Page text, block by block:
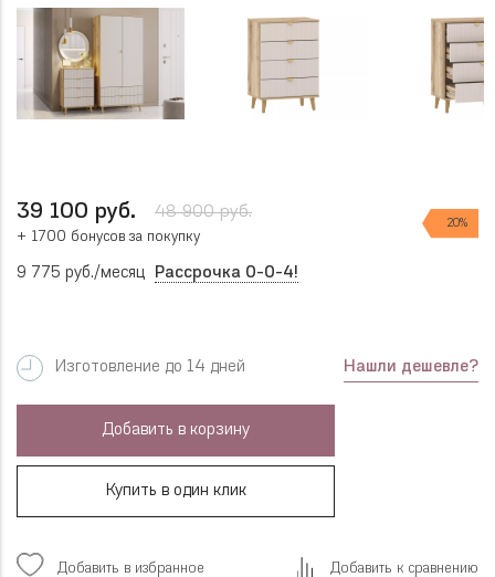
39 100 руб. 48 900 руб.
20%
+ 1700 бонусов за покупку
9 775 руб./месяц Рассрочка 0-0-4!
Изготовление до 14 дней Нашли дешевле?
Добавить в корзину
Купить в один клик
Добавить в избранное Добавить к сравнению